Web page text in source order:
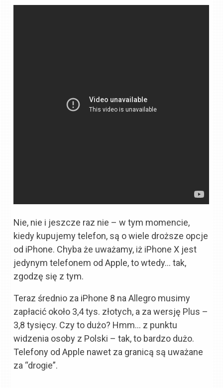
Nie, nie i jeszcze raz nie – w tym momencie,
kiedy kupujemy telefon, są o wiele droższe opcje
od iPhone. Chyba że uważamy, iż iPhone X jest
jedynym telefonem od Apple, to wtedy… tak,
zgodzę się z tym.
Teraz średnio za iPhone 8 na Allegro musimy
zapłacić około 3,4 tys. złotych, a za wersję Plus –
3,8 tysięcy. Czy to dużo? Hmm… z punktu
widzenia osoby z Polski – tak, to bardzo dużo.
Telefony od Apple nawet za granicą są uważane
za “drogie”.